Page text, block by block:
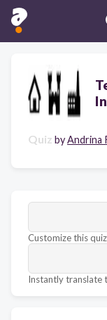
Quiz byAndrina
Customize this
Instantly translate